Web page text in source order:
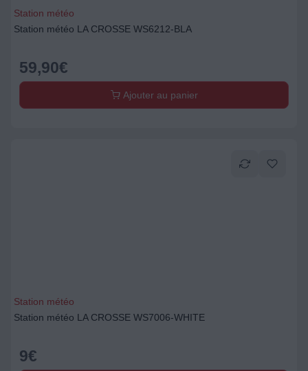
Station météo
Station météo LA CROSSE WS6212-BLA
59,90€
Ajouter au panier
Station météo
Station météo LA CROSSE WS7006-WHITE
9€